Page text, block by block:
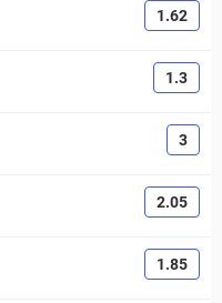
1.62
1.3
3
2.05
1.85